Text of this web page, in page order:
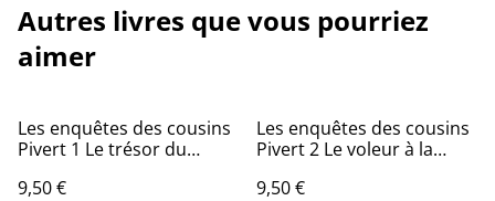
Autres livres que vous pourriez
aimer
Les enquêtes des cousins
Pivert 1 Le trésor du
9,50 €
Les enquêtes des cousins
Pivert 2 Le voleur à la
9,50 €